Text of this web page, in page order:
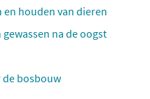
houden van dieren
na de oogst
de bosbouw